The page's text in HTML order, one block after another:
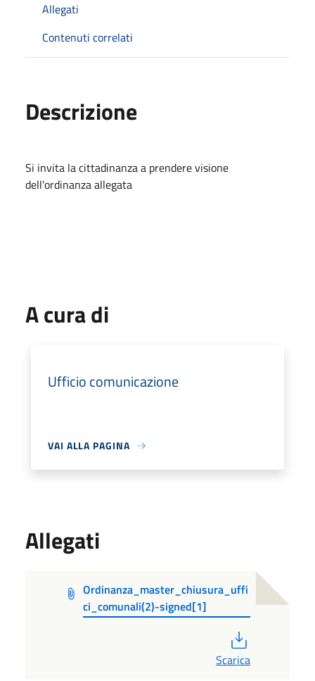
Allegati
Contenuti correlati
Descrizione
Si invita la cittadinanza a prendere visione
dell'ordinanza allegata
A cura di
Ufficio comunicazione
VAI ALLA PAGINA
Allegati
Ordinanza_master_chiusura_uffi
ci_comunali(2)-signed[1]
Scarica